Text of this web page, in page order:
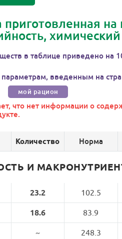
приготовленная на
химический
в таблице приведено на
введенным на
мой рацион
что нет информации о
Количество Норма
И
23.2 102.5
18.6 83.9
~ 248.3